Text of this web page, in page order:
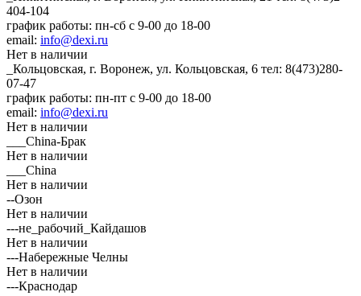
404-104
график работы: пн-сб с 9-00 до 18-00
email: info@dexi.ru
Нет в наличии
_Кольцовская, г. Воронеж, ул. Кольцовская, 6 тел: 8(473)280-
07-47
график работы: пн-пт с 9-00 до 18-00
email: info@dexi.ru
Нет в наличии
___China-Брак
Нет в наличии
___China
Нет в наличии
--Озон
Нет в наличии
---не_рабочий_Кайдашов
Нет в наличии
---Набережные Челны
Нет в наличии
---Краснодар